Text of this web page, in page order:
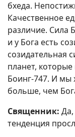
бхеда.
Качественное
различие. Сила
и у Бога есть
созидательная
планет,
Боинг-747. И мы
больше, чем
Священник: Да,
тенденция